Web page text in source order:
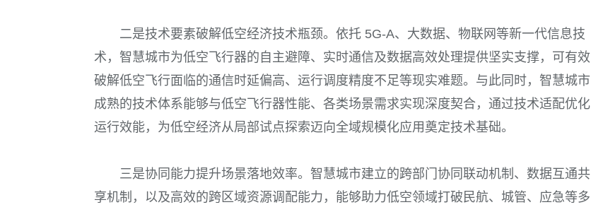
二是技术要素破解低空经济技术瓶颈。依托 5G-A、大数据、物联网等新一代信息技
术，智慧城市为低空飞行器的自主避障、实时通信及数据高效处理提供坚实支撑，可有效
破解低空飞行面临的通信时延偏高、运行调度精度不足等现实难题。与此同时，智慧城市
成熟的技术体系能够与低空飞行器性能、各类场景需求实现深度契合，通过技术适配优化
运行效能，为低空经济从局部试点探索迈向全域规模化应用奠定技术基础。
三是协同能力提升场景落地效率。智慧城市建立的跨部门协同联动机制、数据互通共
享机制，以及高效的跨区域资源调配能力，能够助力低空领域打破民航、城管、应急等多